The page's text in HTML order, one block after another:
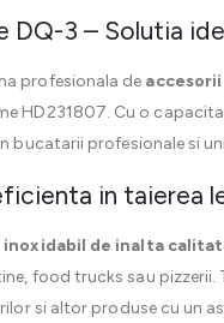
DQ-3 – Solutia
profesionala de
HD231807. Cu o
bucatarii profesionale si
in taierea
de inalta
food trucks sau
si altor produse cu un